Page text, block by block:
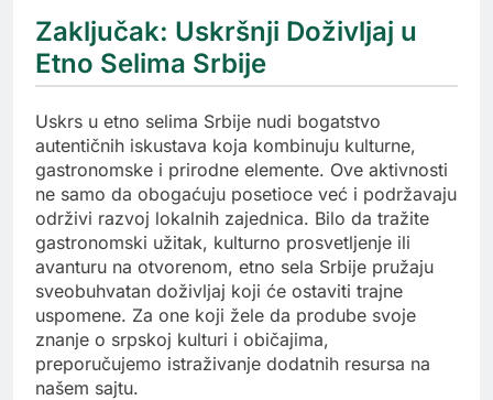
Zaključak: Uskršnji Doživljaj u
Etno Selima Srbije
Uskrs u etno selima Srbije nudi bogatstvo
autentičnih iskustava koja kombinuju kulturne,
gastronomske i prirodne elemente. Ove aktivnosti
ne samo da obogaćuju posetioce već i podržavaju
održivi razvoj lokalnih zajednica. Bilo da tražite
gastronomski užitak, kulturno prosvetljenje ili
avanturu na otvorenom, etno sela Srbije pružaju
sveobuhvatan doživljaj koji će ostaviti trajne
uspomene. Za one koji žele da prodube svoje
znanje o srpskoj kulturi i običajima,
preporučujemo istraživanje dodatnih resursa na
našem sajtu.